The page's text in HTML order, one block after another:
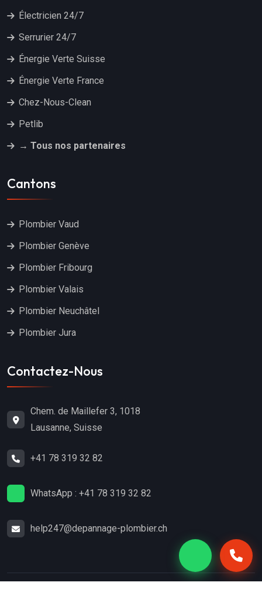
Électricien 24/7
Serrurier 24/7
Énergie Verte Suisse
Énergie Verte France
Chez-Nous-Clean
Petlib
→ Tous nos partenaires
Cantons
Plombier Vaud
Plombier Genève
Plombier Fribourg
Plombier Valais
Plombier Neuchâtel
Plombier Jura
Contactez-Nous
Chem. de Maillefer 3, 1018
Lausanne, Suisse
+41 78 319 32 82
WhatsApp : +41 78 319 32 82
help247@depannage-plombier.ch